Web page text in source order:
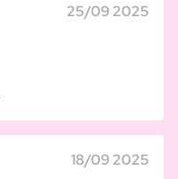
25/09 2025
18/09 2025